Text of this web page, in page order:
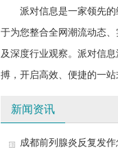
派对信息是一家领先
于为您整合全网潮流动态
及深度行业观察。派对信
搏，开启高效、便捷的一站
新闻资讯
成都前列腺炎反复发